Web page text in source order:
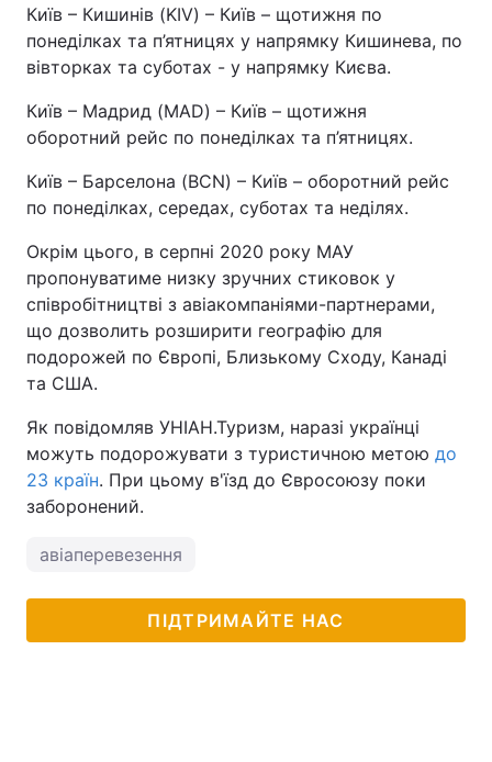
Київ – Кишинів (KIV) – Київ – щотижня по
понеділках та п’ятницях у напрямку Кишинева, по
вівторках та суботах - у напрямку Києва.
Київ – Мадрид (MAD) – Київ – щотижня
оборотний рейс по понеділках та п’ятницях.
Київ – Барселона (BCN) – Київ – оборотний рейс
по понеділках, середах, суботах та неділях.
Окрім цього, в серпні 2020 року МАУ
пропонуватиме низку зручних стиковок у
співробітництві з авіакомпаніями-партнерами,
що дозволить розширити географію для
подорожей по Європі, Близькому Сходу, Канаді
та США.
Як повідомляв УНІАН.Туризм, наразі українці
можуть подорожувати з туристичною метою до
23 країн. При цьому в'їзд до Євросоюзу поки
заборонений.
авіаперевезення
ПІДТРИМАЙТЕ НАС